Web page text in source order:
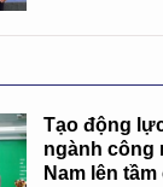
Tạo động
ngành công
Nam lên